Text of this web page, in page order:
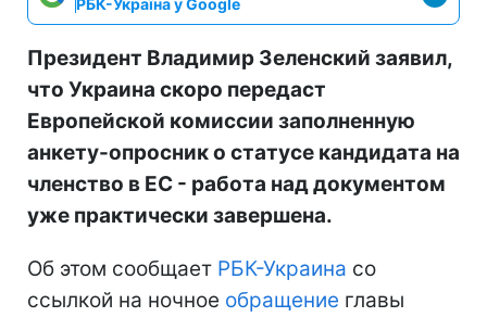
Президент Владимир Зеленский заявил,
что Украина скоро передаст
Европейской комиссии заполненную
анкету-опросник о статусе кандидата на
членство в ЕС - работа над документом
уже практически завершена.
Об этом сообщает РБК-Украина со
ссылкой на ночное обращение главы